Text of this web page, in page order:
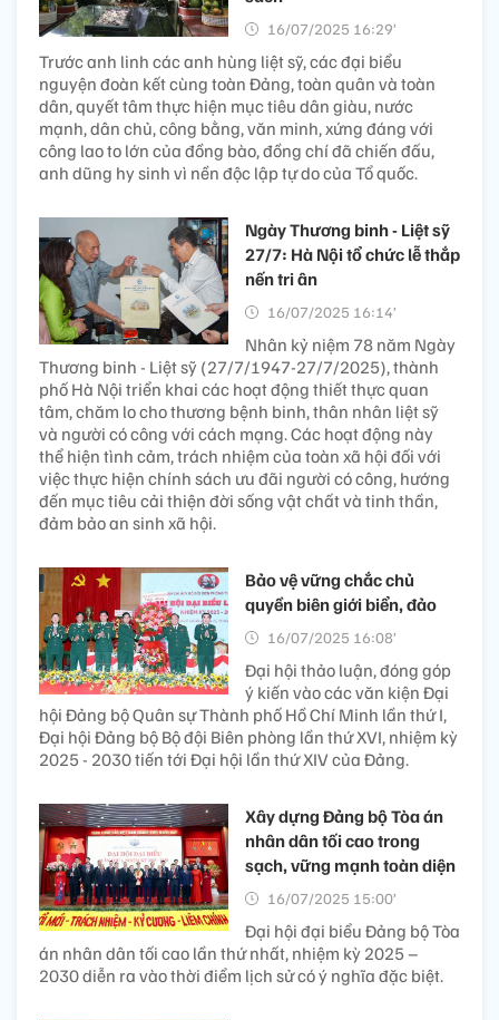
16/07/2025 16:29’
Trước anh linh các anh hùng liệt sỹ, các đại biểu
nguyện đoàn kết cùng toàn Đảng, toàn quân và toàn
dân, quyết tâm thực hiện mục tiêu dân giàu, nước
mạnh, dân chủ, công bằng, văn minh, xứng đáng với
công lao to lớn của đồng bào, đồng chí đã chiến đấu,
anh dũng hy sinh vì nền độc lập tự do của Tổ quốc.
Ngày Thương binh - Liệt sỹ
27/7: Hà Nội tổ chức lễ thắp
nến tri ân
16/07/2025 16:14’
Nhân kỷ niệm 78 năm Ngày
Thương binh - Liệt sỹ (27/7/1947-27/7/2025), thành
phố Hà Nội triển khai các hoạt động thiết thực quan
tâm, chăm lo cho thương bệnh binh, thân nhân liệt sỹ
và người có công với cách mạng. Các hoạt động này
thể hiện tình cảm, trách nhiệm của toàn xã hội đối với
việc thực hiện chính sách ưu đãi người có công, hướng
đến mục tiêu cải thiện đời sống vật chất và tinh thần,
đảm bảo an sinh xã hội.
Bảo vệ vững chắc chủ
quyền biên giới biển, đảo
16/07/2025 16:08’
Đại hội thảo luận, đóng góp
ý kiến vào các văn kiện Đại
hội Đảng bộ Quân sự Thành phố Hồ Chí Minh lần thứ I,
Đại hội Đảng bộ Bộ đội Biên phòng lần thứ XVI, nhiệm kỳ
2025 - 2030 tiến tới Đại hội lần thứ XIV của Đảng.
Xây dựng Đảng bộ Tòa án
nhân dân tối cao trong
sạch, vững mạnh toàn diện
16/07/2025 15:00’
Đại hội đại biểu Đảng bộ Tòa
án nhân dân tối cao lần thứ nhất, nhiệm kỳ 2025 –
2030 diễn ra vào thời điểm lịch sử có ý nghĩa đặc biệt.